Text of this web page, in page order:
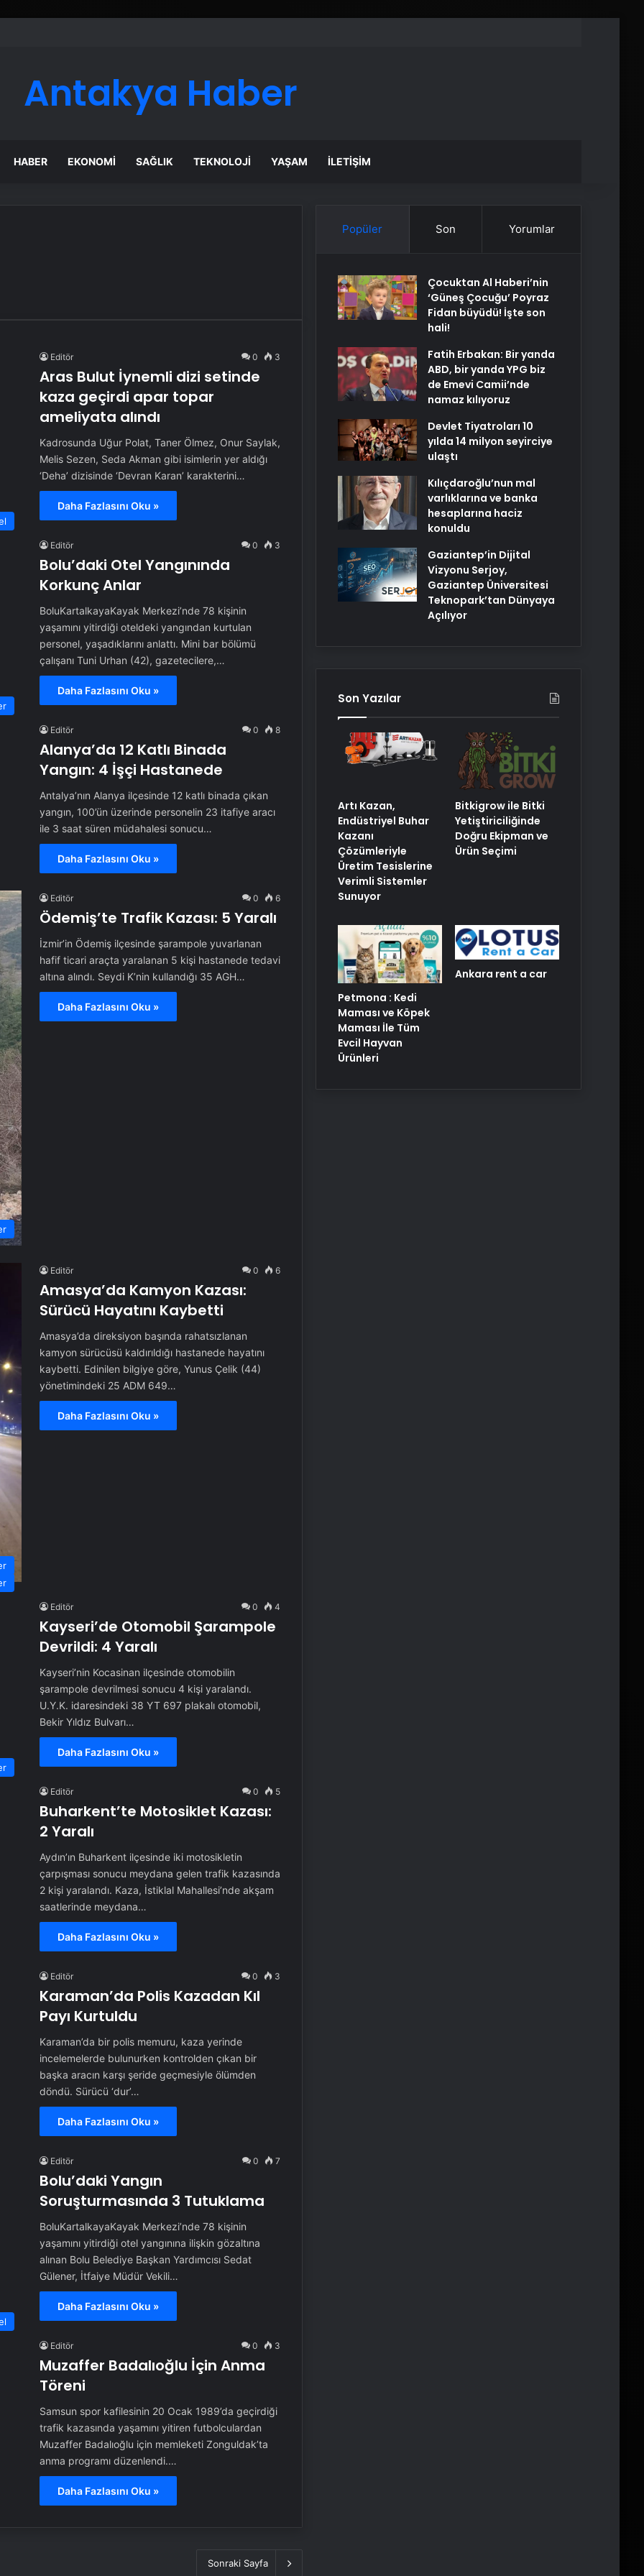
Antakya Haber
HABER EKONOMI SAĞLIK TEKNOLOJI YAŞAM İLETIŞIM
Editör 0 3
Aras Bulut İynemli dizi setinde
kaza geçirdi apar topar
ameliyata alındı
Kadrosunda Uğur Polat, Taner Ölmez, Onur Saylak,
Melis Sezen, Seda Akman gibi isimlerin yer aldığı
‘Deha’ dizisinde ‘Devran Karan’ karakterini…
Daha Fazlasını Oku »
Editör 0 3
Bolu’daki Otel Yangınında
Korkunç Anlar
BoluKartalkayaKayak Merkezi’nde 78 kişinin
yaşamını yitirdiği oteldeki yangından kurtulan
personel, yaşadıklarını anlattı. Mini bar bölümü
çalışanı Tuni Urhan (42), gazetecilere,…
Daha Fazlasını Oku »
Editör 0 8
Alanya’da 12 Katlı Binada
Yangın: 4 İşçi Hastanede
Antalya’nın Alanya ilçesinde 12 katlı binada çıkan
yangın, 100’ün üzerinde personelin 23 itafiye aracı
ile 3 saat süren müdahalesi sonucu…
Daha Fazlasını Oku »
Editör 0 6
Ödemiş’te Trafik Kazası: 5 Yaralı
İzmir’in Ödemiş ilçesinde şarampole yuvarlanan
hafif ticari araçta yaralanan 5 kişi hastanede tedavi
altına alındı. Seydi K’nin kullandığı 35 AGH…
Daha Fazlasını Oku »
Editör 0 6
Amasya’da Kamyon Kazası:
Sürücü Hayatını Kaybetti
Amasya’da direksiyon başında rahatsızlanan
kamyon sürücüsü kaldırıldığı hastanede hayatını
kaybetti. Edinilen bilgiye göre, Yunus Çelik (44)
yönetimindeki 25 ADM 649…
Daha Fazlasını Oku »
Editör 0 4
Kayseri’de Otomobil Şarampole
Devrildi: 4 Yaralı
Kayseri’nin Kocasinan ilçesinde otomobilin
şarampole devrilmesi sonucu 4 kişi yaralandı.
U.Y.K. idaresindeki 38 YT 697 plakalı otomobil,
Bekir Yıldız Bulvarı…
Daha Fazlasını Oku »
Editör 0 5
Buharkent’te Motosiklet Kazası:
2 Yaralı
Aydın’ın Buharkent ilçesinde iki motosikletin
çarpışması sonucu meydana gelen trafik kazasında
2 kişi yaralandı. Kaza, İstiklal Mahallesi’nde akşam
saatlerinde meydana…
Daha Fazlasını Oku »
Editör 0 3
Karaman’da Polis Kazadan Kıl
Payı Kurtuldu
Karaman’da bir polis memuru, kaza yerinde
incelemelerde bulunurken kontrolden çıkan bir
başka aracın karşı şeride geçmesiyle ölümden
döndü. Sürücü ‘dur’…
Daha Fazlasını Oku »
Editör 0 7
Bolu’daki Yangın
Soruşturmasında 3 Tutuklama
BoluKartalkayaKayak Merkezi’nde 78 kişinin
yaşamını yitirdiği otel yangınına ilişkin gözaltına
alınan Bolu Belediye Başkan Yardımcısı Sedat
Gülener, İtfaiye Müdür Vekili…
Daha Fazlasını Oku »
Editör 0 3
Muzaffer Badalıoğlu İçin Anma
Töreni
Samsun spor kafilesinin 20 Ocak 1989’da geçirdiği
trafik kazasında yaşamını yitiren futbolculardan
Muzaffer Badalıoğlu için memleketi Zonguldak’ta
anma programı düzenlendi.…
Daha Fazlasını Oku »
Sonraki Sayfa
Popüler Son Yorumlar
Çocuktan Al Haberi’nin
‘Güneş Çocuğu’ Poyraz
Fidan büyüdü! İşte son
hali!
Fatih Erbakan: Bir yanda
ABD, bir yanda YPG biz
de Emevi Camii’nde
namaz kılıyoruz
Devlet Tiyatroları 10
yılda 14 milyon seyirciye
ulaştı
Kılıçdaroğlu’nun mal
varlıklarına ve banka
hesaplarına haciz
konuldu
Gaziantep’in Dijital
Vizyonu Serjoy,
Gaziantep Üniversitesi
Teknopark’tan Dünyaya
Açılıyor
Son Yazılar
Artı Kazan,
Endüstriyel Buhar
Kazanı
Çözümleriyle
Üretim Tesislerine
Verimli Sistemler
Sunuyor
Bitkigrow ile Bitki
Yetiştiriciliğinde
Doğru Ekipman ve
Ürün Seçimi
Petmona : Kedi
Maması ve Köpek
Maması İle Tüm
Evcil Hayvan
Ürünleri
Ankara rent a car